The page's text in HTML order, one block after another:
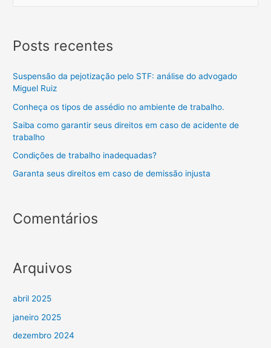
Posts recentes
Suspensão da pejotização pelo STF: análise do advogado
Miguel Ruiz
Conheça os tipos de assédio no ambiente de trabalho.
Saiba como garantir seus direitos em caso de acidente de
trabalho
Condições de trabalho inadequadas?
Garanta seus direitos em caso de demissão injusta
Comentários
Arquivos
abril 2025
janeiro 2025
dezembro 2024